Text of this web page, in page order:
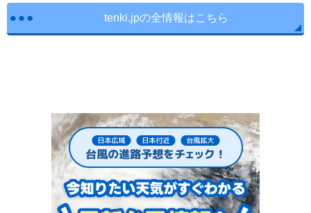
tenki.jpの全情報はこちら